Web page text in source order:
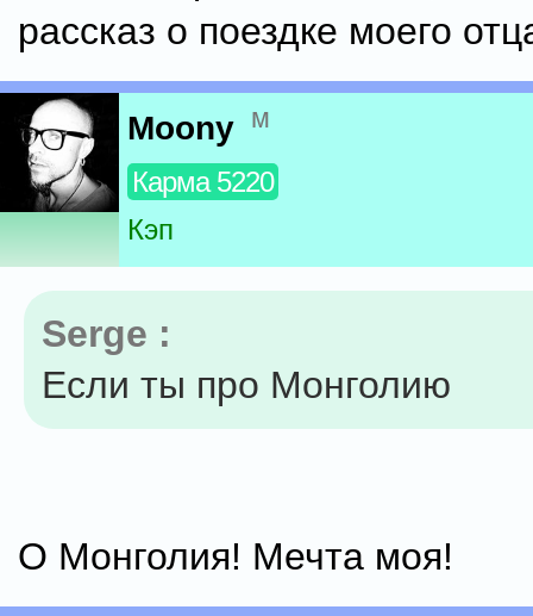
рассказ о поездке моего
Moony м
Карма 5220
Кэп
Serge :
Если ты про Монголию
О Монголия! Мечта моя!